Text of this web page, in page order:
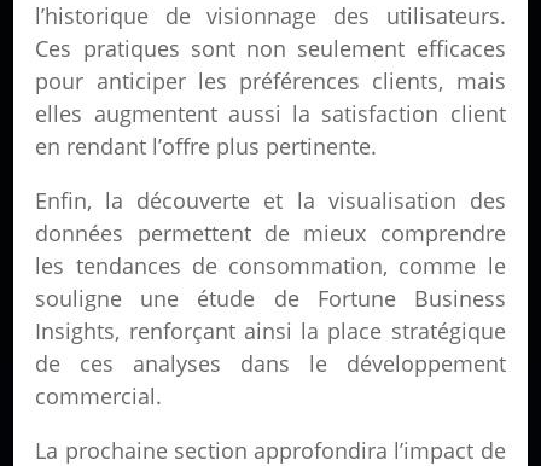
l’historique de visionnage des utilisateurs.
Ces pratiques sont non seulement efficaces
pour anticiper les préférences clients, mais
elles augmentent aussi la satisfaction client
en rendant l’offre plus pertinente.
Enfin, la découverte et la visualisation des
données permettent de mieux comprendre
les tendances de consommation, comme le
souligne une étude de Fortune Business
Insights, renforçant ainsi la place stratégique
de ces analyses dans le développement
commercial.
La prochaine section approfondira l’impact de